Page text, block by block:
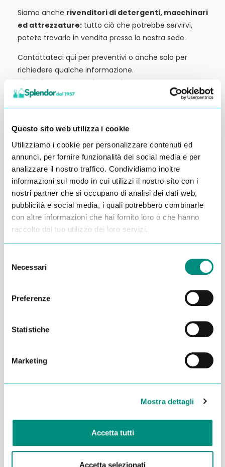
Questo sito web utilizza i cookie
Utilizziamo i cookie per personalizzare contenuti ed
annunci, per fornire funzionalità dei social media e per
analizzare il nostro traffico. Condividiamo inoltre
informazioni sul modo in cui utilizzi il nostro sito con i
nostri partner che si occupano di analisi dei dati web,
pubblicità e social media, i quali potrebbero combinarle
con altre informazioni che hai fornito loro o che hanno
raccolto dal tuo utilizzo dei loro servizi.
delNecessari
Preferenze
Statistiche
Marketing
Mostra dettagli
Accetta tutti
Accetta selezionati
Siamo anche rivenditori di detergenti, macchinari
ed attrezzature: tutto ciò che potrebbe servirvi,
potete trovarlo in vendita presso la nostra sede.
Contattateci qui per preventivi o anche solo per
richiedere qualche informazione.
Ci vediamo al prossimo articolo.
Inserisci i tuoi dati qui, ti ricontatteremo
entro 48 ore
Dichiaro di aver letto laPrivacy Policye acconsento al
trattamento dei miei dati per essere ricontattato
INVIA